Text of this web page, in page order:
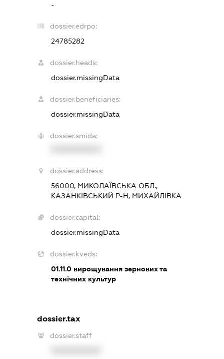
-
dossier.edrpo:
24785282
dossier.heads:
dossier.missingData
dossier.beneficiaries:
dossier.missingData
dossier.smida:
dossier.address:
56000, МИКОЛАЇВСЬКА ОБЛ.,
КАЗАНКІВСЬКИЙ Р-Н, МИХАЙЛІВКА
dossier.capital:
dossier.missingData
dossier.kveds:
01.11.0 вирощування зернових та
технічних культур
dossier.tax
dossier.staff